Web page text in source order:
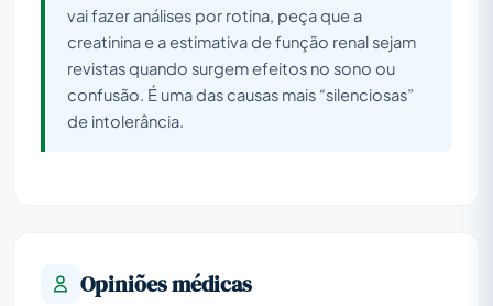
vai fazer análises por rotina, peça que a
creatinina e a estimativa de função renal sejam
revistas quando surgem efeitos no sono ou
confusão. É uma das causas mais “silenciosas”
de intolerância.
Opiniões médicas